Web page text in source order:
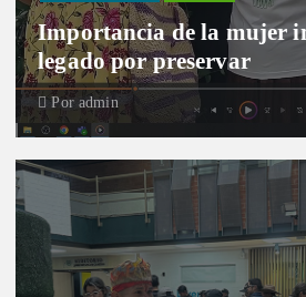
Importancia de la mujer
legado por preservar
Por admin